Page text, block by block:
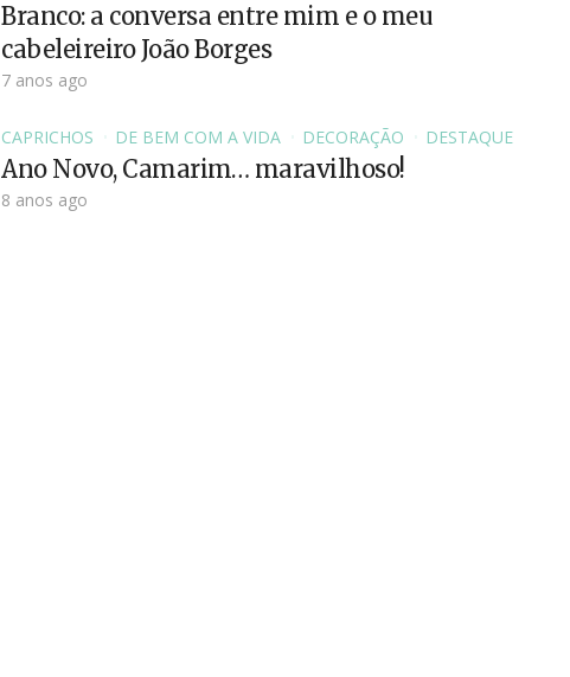
Branco: a conversa entre mim e o meu
cabeleireiro João Borges
7 anos ago
CAPRICHOS DE BEM COM A VIDA DECORAÇÃO DESTAQUE
Ano Novo, Camarim… maravilhoso!
8 anos ago